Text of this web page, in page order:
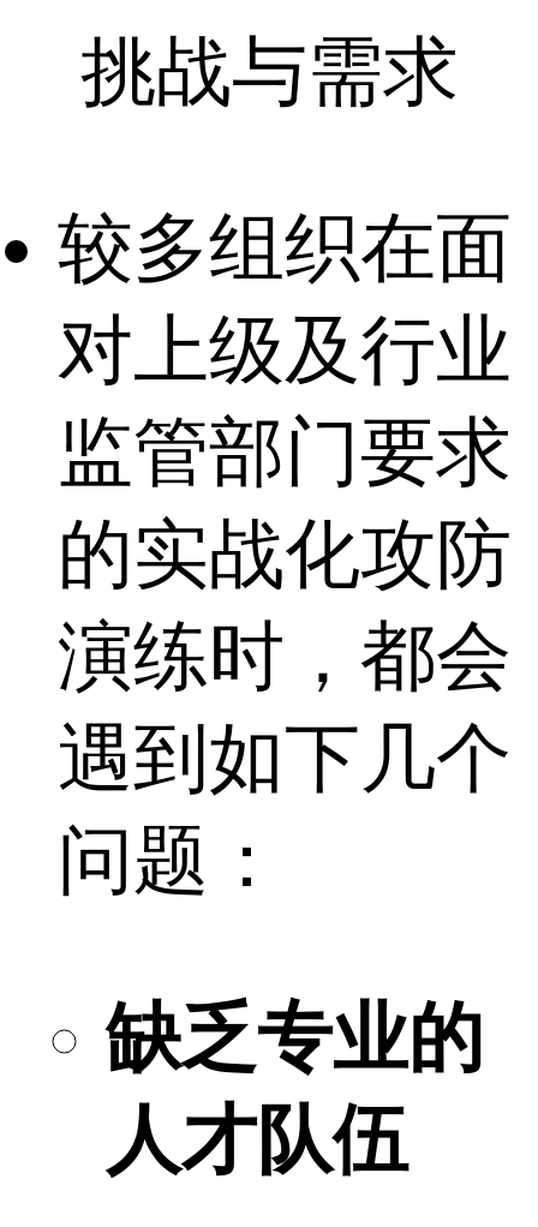
挑战与需求
较多组织在面
对上级及行业
监管部门要求
的实战化攻防
演练时，都会
遇到如下几个
问题：
缺乏专业的
人才队伍